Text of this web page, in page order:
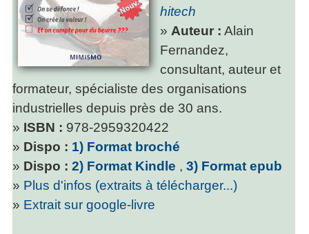
hitech
» Auteur : Alain
Fernandez,
consultant, auteur et
formateur, spécialiste des organisations
industrielles depuis près de 30 ans.
» ISBN : 978-2959320422
» Dispo : 1) Format broché
» Dispo : 2) Format Kindle , 3) Format epub
» Plus d'infos (extraits à télécharger...)
» Extrait sur google-livre